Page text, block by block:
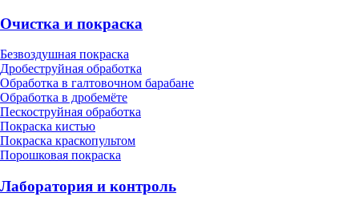
Очистка и покраска
Безвоздушная покраска
Дробеструйная обработка
Обработка в галтовочном барабане
Обработка в дробемёте
Пескоструйная обработка
Покраска кистью
Покраска краскопультом
Порошковая покраска
Лаборатория и контроль